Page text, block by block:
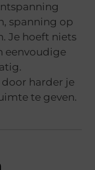
spanning op
Je hoeft niets
eenvoudige
harder je
te geven.